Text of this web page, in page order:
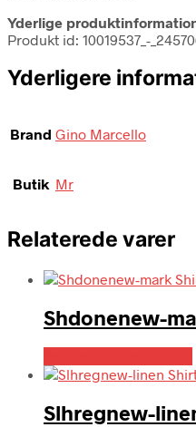
Yderlige
Produkt id: 10019537_-
Yderligere
Brand Gino Marcello
Butik Mr
Relaterede varer
Shdonenew-
Slhregnew-